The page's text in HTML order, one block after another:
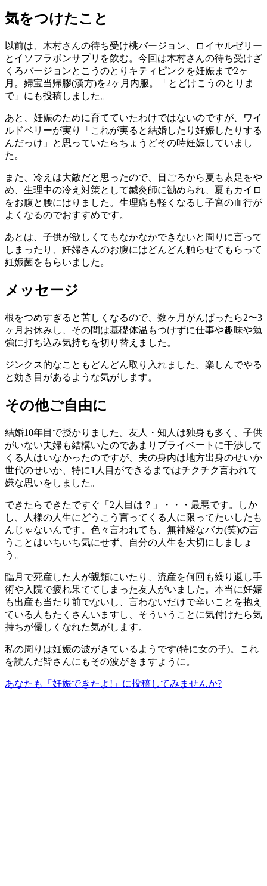
気をつけたこと
以前は、木村さんの待ち受け桃バージョン、ロイヤルゼリー
とイソフラボンサプリを飲む。今回は木村さんの待ち受けざ
くろバージョンとこうのとりキティピンクを妊娠まで2ヶ
月。婦宝当帰膠(漢方)を2ヶ月内服。「とどけこうのとりま
で」にも投稿しました。
あと、妊娠のために育てていたわけではないのですが、ワイ
ルドベリーが実り「これが実ると結婚したり妊娠したりする
んだっけ」と思っていたらちょうどその時妊娠していまし
た。
また、冷えは大敵だと思ったので、日ごろから夏も素足をや
め、生理中の冷え対策として鍼灸師に勧められ、夏もカイロ
をお腹と腰にはりました。生理痛も軽くなるし子宮の血行が
よくなるのでおすすめです。
あとは、子供が欲しくてもなかなかできないと周りに言って
しまったり、妊婦さんのお腹にはどんどん触らせてもらって
妊娠菌をもらいました。
メッセージ
根をつめすぎると苦しくなるので、数ヶ月がんばったら2〜3
ヶ月お休みし、その間は基礎体温もつけずに仕事や趣味や勉
強に打ち込み気持ちを切り替えました。
ジンクス的なこともどんどん取り入れました。楽しんでやる
と効き目があるような気がします。
その他ご自由に
結婚10年目で授かりました。友人・知人は独身も多く、子供
がいない夫婦も結構いたのであまりプライベートに干渉して
くる人はいなかったのですが、夫の身内は地方出身のせいか
世代のせいか、特に1人目ができるまではチクチク言われて
嫌な思いをしました。
できたらできたですぐ「2人目は？」・・・最悪です。しか
し、人様の人生にどうこう言ってくる人に限ってたいしたも
んじゃないんです。色々言われても、無神経なバカ(笑)の言
うことはいちいち気にせず、自分の人生を大切にしましょ
う。
臨月で死産した人が親類にいたり、流産を何回も繰り返し手
術や入院で疲れ果ててしまった友人がいました。本当に妊娠
も出産も当たり前でないし、言わないだけで辛いことを抱え
ている人もたくさんいますし、そういうことに気付けたら気
持ちが優しくなれた気がします。
私の周りは妊娠の波がきているようです(特に女の子)。これ
を読んだ皆さんにもその波がきますように。
あなたも「妊娠できたよ!」に投稿してみませんか?